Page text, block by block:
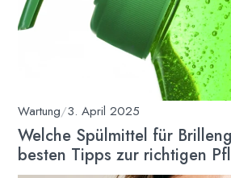
Wartung/3. April 2025
Welche Spülmittel für
besten Tipps zur richtigen